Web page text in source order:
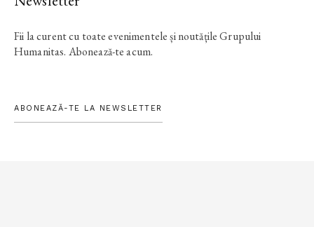
Fii la curent cu toate evenimentele și noutățile Grupului
Humanitas. Abonează-te acum.
ABONEAZĂ-TE LA NEWSLETTER